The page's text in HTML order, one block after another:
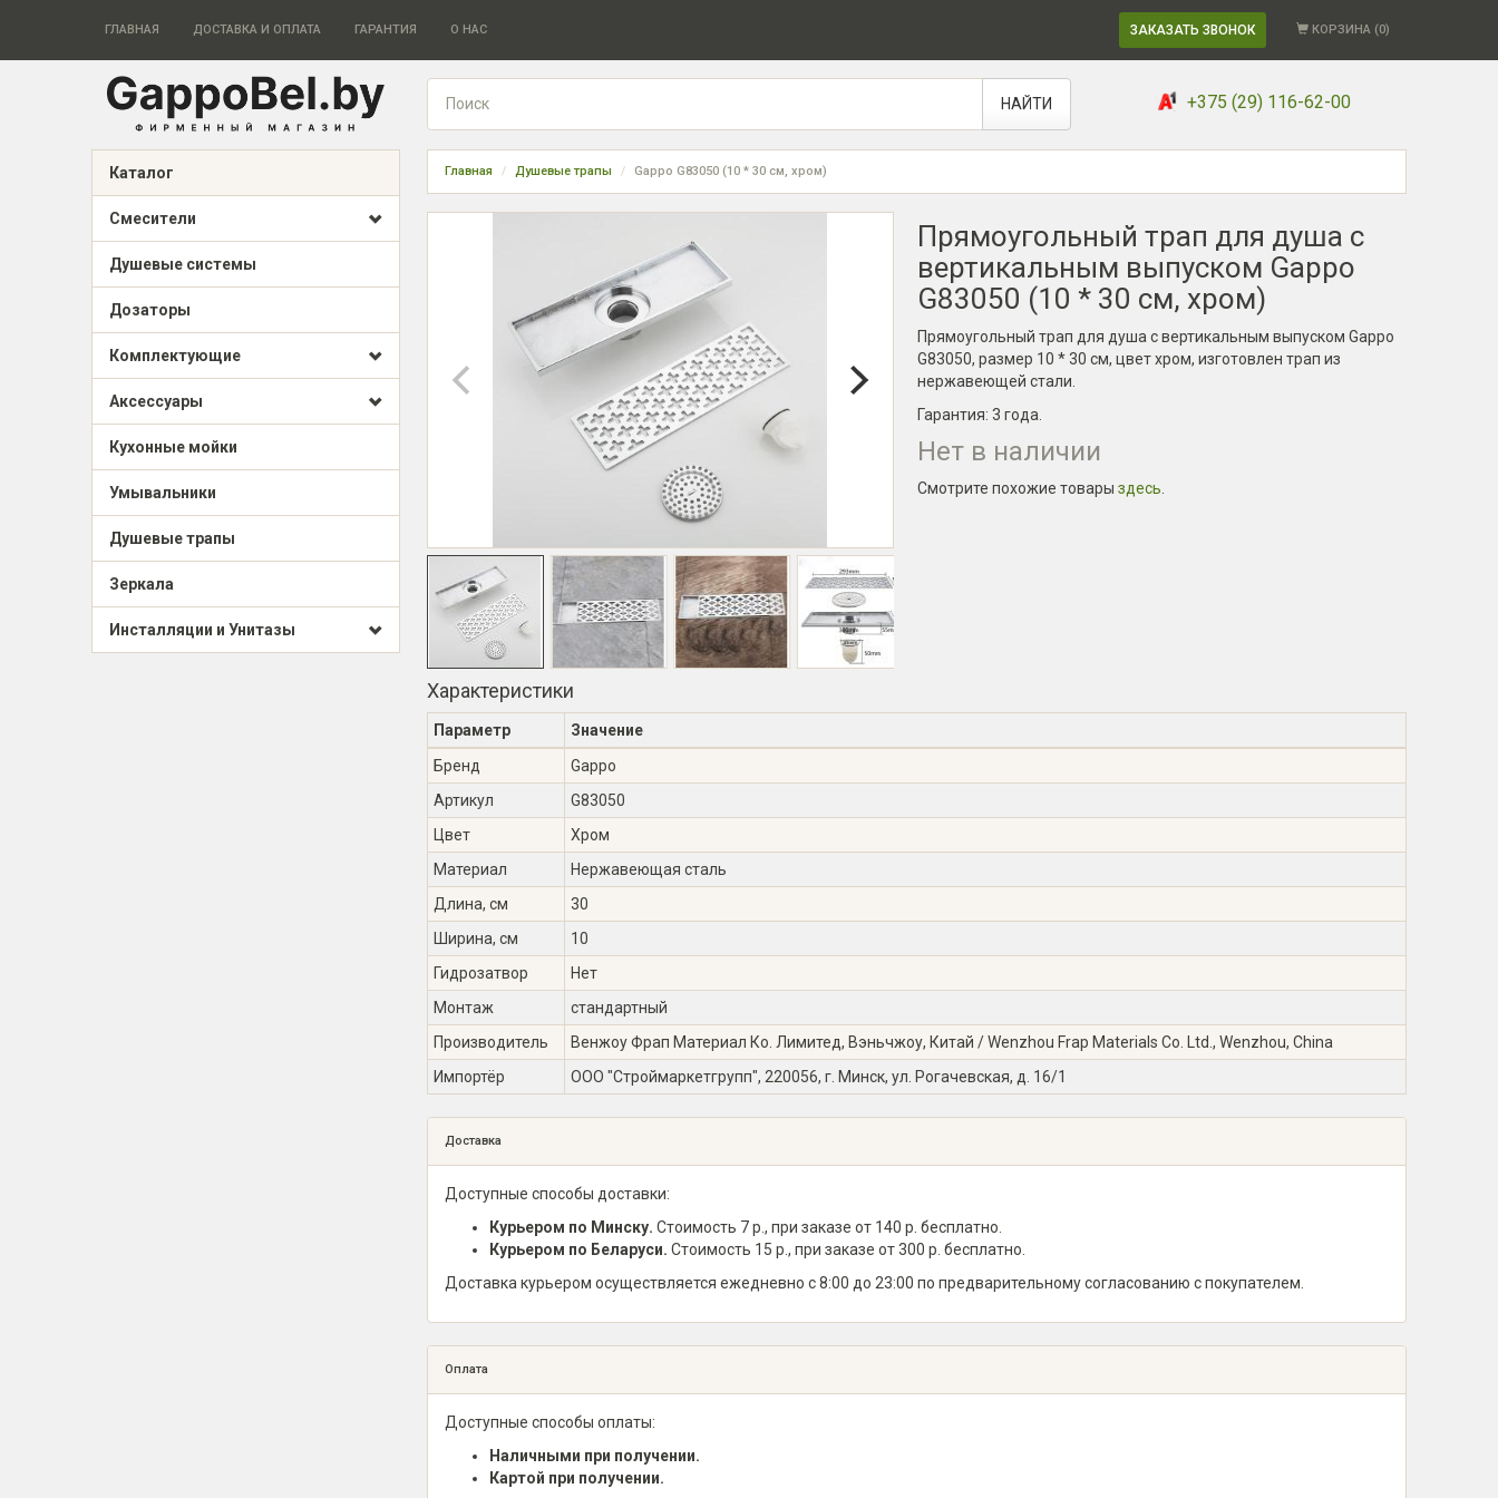
ГЛАВНАЯ ДОСТАВКА И ОПЛАТА ГАРАНТИЯ О НАС ЗАКАЗАТЬ ЗВОНОК КОРЗИНА (0)
НАЙТИ +375 (29) 116-62-00
Каталог
Смесители
Душевые системы
Дозаторы
Комплектующие
Аксессуары
Кухонные мойки
Умывальники
Душевые трапы
Зеркала
Инсталляции и Унитазы
Главная Душевые трапы Gappo G83050 (10 * 30 см, хром)
Прямоугольный трап для душа с
вертикальным выпуском Gappo
G83050 (10 * 30 см, хром)
Прямоугольный трап для душа с вертикальным выпуском Gappo
G83050, размер 10 * 30 см, цвет хром, изготовлен трап из
нержавеющей стали.
Гарантия: 3 года
Нет в наличии
Смотрите похожие товары здесь
Характеристики
Параметр
Значение
Бренд
Gappo
Артикул
G83050
Цвет
Хром
Материал
Нержавеющая сталь
Длина, см
30
Ширина, см
10
Гидрозатвор
Нет
Монтаж
стандартный
Производитель
Венжоу Фрап Материал Ко. Лимитед, Вэньчжоу, Китай / Wenzhou Frap Materials Co. Ltd., Wenzhou, China
Импортёр
ООО "Строймаркетгрупп", 220056, г. Минск, ул. Рогачевская, д. 16/1
Доставка
Доступные способы доставки:
Курьером по Минску. Стоимость 7 р., при заказе от 140 р. бесплатно.
Курьером по Беларуси. Стоимость 15 р., при заказе от 300 р. бесплатно.
Доставка курьером осуществляется ежедневно с 8:00 до 23:00 по предварительному согласованию с покупателем.
Оплата
Доступные способы оплаты:
Наличными при получении.
Картой при получении.